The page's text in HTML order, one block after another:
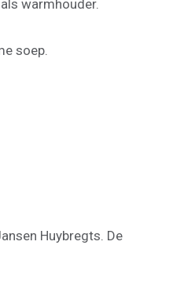
warmhouder.
soep.
Huybregts. De